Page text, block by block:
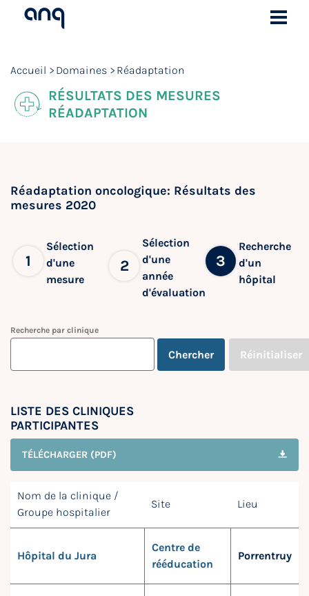
Accueil Domaines Réadaptation
RÉSULTATS DES MESURES
RÉADAPTATION
Réadaptation oncologique: Résultats des
mesures 2020
1
Sélection
d'une
mesure
2
Sélection
d'une
année
d'évaluation
3
Recherche
d'un
hôpital
Recherche par clinique
Chercher Réinitialiser
LISTE DES CLINIQUES
PARTICIPANTES
TÉLÉCHARGER (PDF)
Nom de la clinique /
Groupe hospitalier
Site Lieu
Hôpital du Jura
Centre de
rééducation
Porrentruy